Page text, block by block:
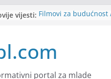
vijesti: Filmovi za budućnost
Dijaspora Servis
Stomatologija
portal za mlade